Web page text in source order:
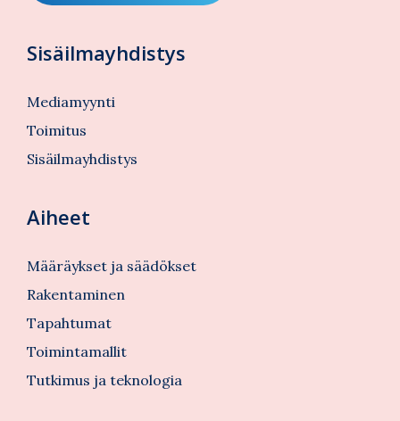
Sisäilmayhdistys
Mediamyynti
Toimitus
Sisäilmayhdistys
Aiheet
Määräykset ja säädökset
Rakentaminen
Tapahtumat
Toimintamallit
Tutkimus ja teknologia